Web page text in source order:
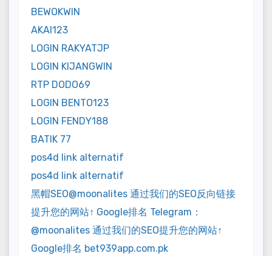
BEWOKWIN
AKAI123
LOGIN RAKYATJP
LOGIN KIJANGWIN
RTP DODO69
LOGIN BENTO123
LOGIN FENDY188
BATIK 77
pos4d link alternatif
pos4d link alternatif
黑帽SEO@moonalites 通过我们的SEO反向链接
提升您的网站↑ Google排名 Telegram：
@moonalites 通过我们的SEO提升您的网站↑
Google排名 bet939app.com.pk